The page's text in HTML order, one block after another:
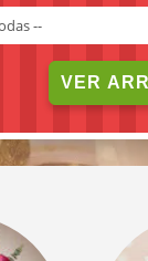
VER